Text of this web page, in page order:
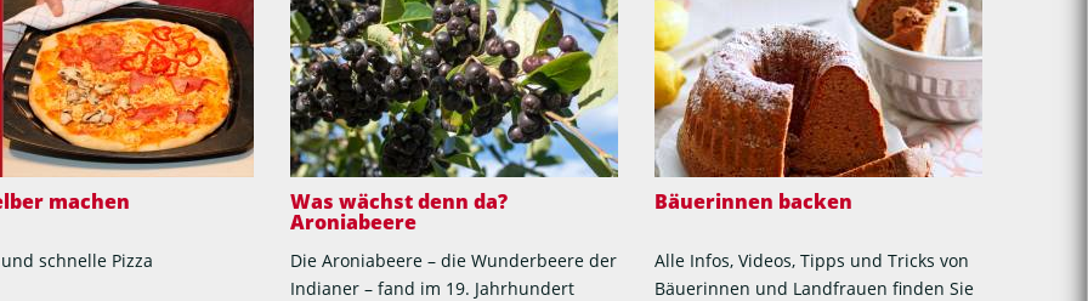
machen
schnelle Pizza
Was wächst denn da?
Aroniabeere
Die Aroniabeere – die Wunderbeere der
Indianer – fand im 19. Jahrhundert
Bäuerinnen backen
Alle Infos, Videos, Tipps und Tricks von
Bäuerinnen und Landfrauen finden Sie